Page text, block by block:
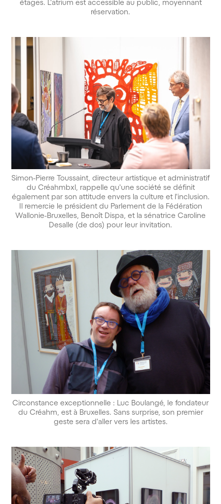
étages. L'atrium est accessible au public, moyennant
réservation.
Simon-Pierre Toussaint, directeur artistique et administratif
du Créahmbxl, rappelle qu'une société se définit
également par son attitude envers la culture et l'inclusion.
Il remercie le président du Parlement de la Fédération
Wallonie-Bruxelles, Benoît Dispa, et la sénatrice Caroline
Desalle (de dos) pour leur invitation.
Circonstance exceptionnelle : Luc Boulangé, le fondateur
du Créahm, est à Bruxelles. Sans surprise, son premier
geste sera d'aller vers les artistes.